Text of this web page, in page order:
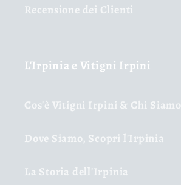
Recensione dei Clienti
L'Irpinia e Vitigni Irpini
Cos'è Vitigni Irpini & Chi Siamo
Dove Siamo, Scopri l'Irpinia
La Storia dell'Irpinia